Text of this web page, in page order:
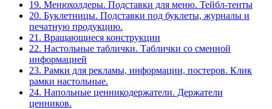
19. Менюхолдеры. Подставки для меню. Тейбл-тенты
20. Буклетницы. Подставки под буклеты, журналы и
печатную продукцию.
21. Вращающиеся конструкции
22. Настольные таблички. Таблички со сменной
информацией
23. Рамки для рекламы, информации, постеров. Клик
рамки настольные.
24. Напольные ценникодержатели. Держатели
ценников.